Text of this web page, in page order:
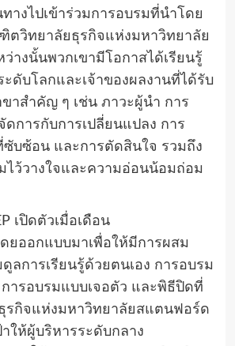
ทางไปเข้าร่วมการอบรมที่นำโดย
วิทยาลัยธุรกิจแห่งมหาวิทยาลัย
างนั้นพวกเขามีโอกาสได้เรียนรู้
ดับโลกและเจ้าของผลงานที่ได้รับ
าสำคัญ ๆ เช่น ภาวะผู้นำ การ
ดการกับการเปลี่ยนแปลง การ
ซับซ้อน และการตัดสินใจ รวมถึง
ไว้วางใจและความอ่อนน้อมถ่อม
เปิดตัวเมื่อเดือน
ดยออกแบบมาเพื่อให้มีการผสม
ลการเรียนรู้ด้วยตนเอง การอบรม
ารอบรมแบบเจอตัว และพิธีปิดที่
กิจแห่งมหาวิทยาลัยสแตนฟอร์ด
ให้ผู้บริหารระดับกลาง